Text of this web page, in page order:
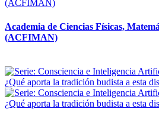
Academia de Ciencias Físicas,
(ACFIMAN)